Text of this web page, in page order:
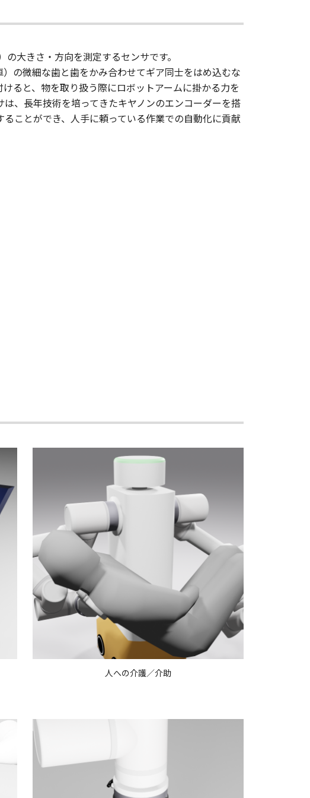
大きさ・方向を測定するセンサです。
の微細な歯と歯をかみ合わせてギア同士をはめ込むな
ると、物を取り扱う際にロボットアームに掛かる力を
、長年技術を培ってきたキヤノンのエンコーダーを搭
ことができ、人手に頼っている作業での自動化に貢献
人への介護／介助